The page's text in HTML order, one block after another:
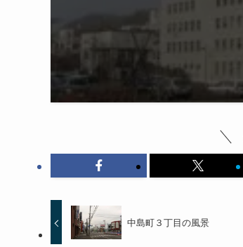
中島町３丁目の風景